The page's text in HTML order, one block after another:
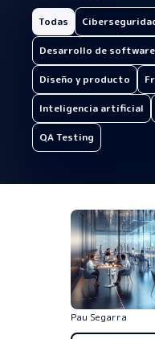
Desarrollo de software
Diseño y producto
Inteligencia artificial
QA Testing
Todas
Pau Segarra